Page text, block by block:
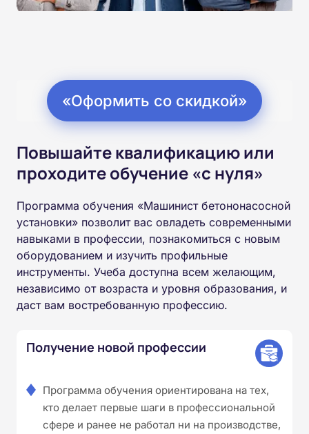
«Оформить со скидкой»
Повышайте квалификацию или
проходите обучение «с нуля»
Программа обучения «Машинист бетононасосной
установки» позволит вас овладеть современными
навыками в профессии, познакомиться с новым
оборудованием и изучить профильные
инструменты. Учеба доступна всем желающим,
независимо от возраста и уровня образования, и
даст вам востребованную профессию.
Получение новой профессии
Программа обучения ориентирована на тех,
кто делает первые шаги в профессиональной
сфере и ранее не работал ни на производстве,